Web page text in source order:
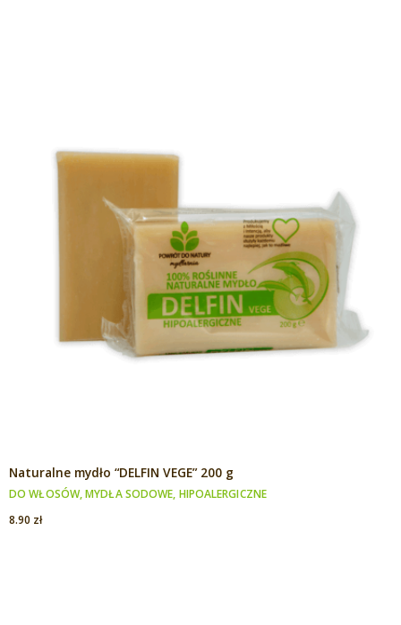
Naturalne mydło “DELFIN VEGE” 200 g
DO WŁOSÓW,MYDŁA SODOWE, HIPOALERGICZNE
8.90 zł